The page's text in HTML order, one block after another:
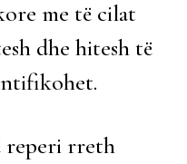
me të cilat
dhe hitesh të
reperi rreth